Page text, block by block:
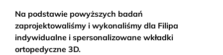
Na podstawie powyższych badań
zaprojektowaliśmy i wykonaliśmy dla Filipa
indywidualne i spersonalizowane wkładki
ortopedyczne 3D.